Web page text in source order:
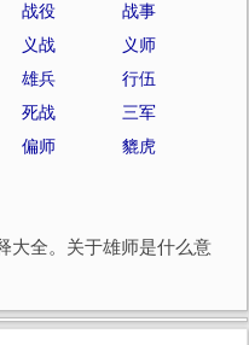
战役
战事
义战
义师
雄兵
行伍
死战
三军
偏师 貔虎
大全。关于雄师是什么意